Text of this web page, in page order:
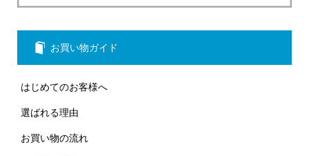
お買い物ガイド
はじめてのお客様へ
選ばれる理由
お買い物の流れ